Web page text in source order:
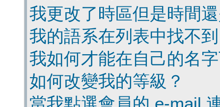
我更改了時區但是時間
我的語系在列表中找不
我如何才能在自己的名
如何改變我的等級？